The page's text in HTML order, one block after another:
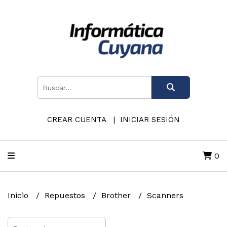
CREAR CUENTA INICIAR SESIÓN
0
Inicio Repuestos Brother Scanners